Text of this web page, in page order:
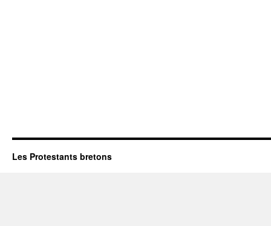
Les Protestants bretons